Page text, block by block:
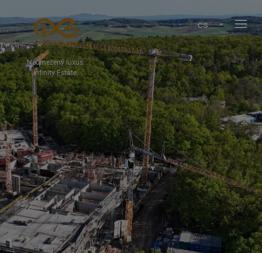
Neomezený luxus.
Infinity Estate.
cs